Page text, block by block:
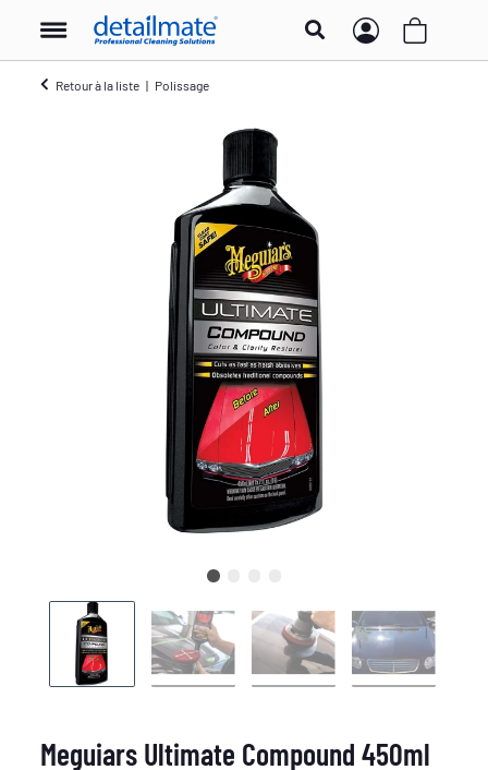
Retour à la liste Polissage
Meguiars Ultimate Compound 450ml